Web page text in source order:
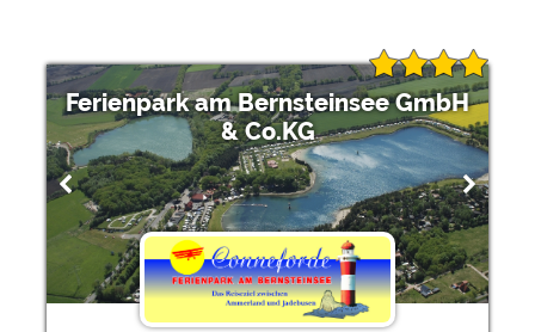
Ferienpark am Bernsteinsee GmbH
& Co.KG